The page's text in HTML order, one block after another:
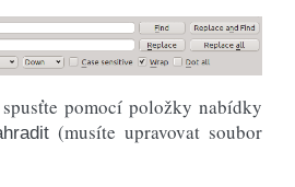
pomocí položky nabídky
(musíte upravovat soubor